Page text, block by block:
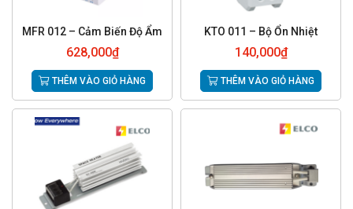
MFR 012 – Cảm Biến Độ Ẩm
628,000₫
THÊM VÀO GIỎ HÀNG
KTO 011 – Bộ Ổn Nhiệt
140,000₫
THÊM VÀO GIỎ HÀNG